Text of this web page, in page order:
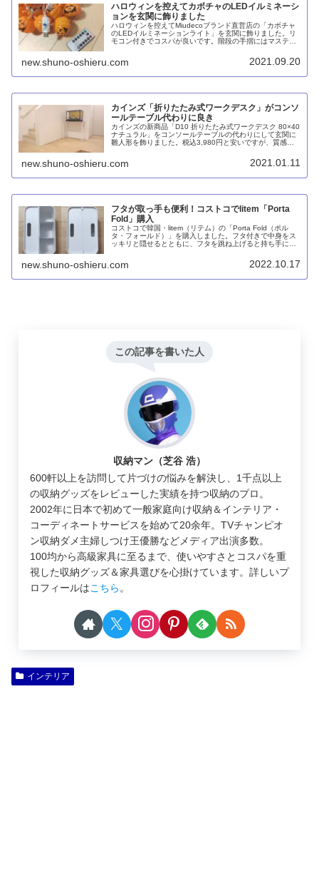
ハロウィンを控えてカボチャのLEDイルミネーシ
ョンを玄関に飾りました
ハロウィンを控えてMiudecoブランド直営店の「カボチャ
のLEDイルミネーションライト」を玄関に飾りました。リ
モコン付きでコスパが良いです。階段の手摺にはマステ＋
new.shuno-oshieru.com 2021.09.20
カインズ「折りたたみ式ワークデスク」がコンソ
ールテーブル代わりに良き
カインズの新商品「D10 折りたたみ式ワークデスク 80×40
ナチュラル」をコンソールテーブルの代わりにして玄関に
雛人形を飾りました。税込3,980円と安いですが、質感は
省スペースで収納できるのもメリットです。
new.shuno-oshieru.com 2021.01.11
フタが取っ手も便利！コストコでlitem「Porta
Fold」購入
コストコで韓国・litem（リテム）の「Porta Fold（ポル
タ・フォールド）」を購入しました。フタ付きで中身をス
ッキリと隠せるとともに、フタを跳ね上げると持ち手にな
も従来のコンパクトと比較してメリットと言えるでしょ
う。
new.shuno-oshieru.com 2022.10.17
この記事を書いた人
収納マン（芝谷 浩）
600軒以上を訪問して片づけの悩みを解決し、1千点以上
の収納グッズをレビューした実績を持つ収納のプロ。
2002年に日本で初めて一般家庭向け収納＆インテリア・
コーディネートサービスを始めて20余年。TVチャンピオ
ン収納ダメ主婦しつけ王優勝などメディア出演多数。
100均から高級家具に至るまで、使いやすさとコスパを重
視した収納グッズ＆家具選びを心掛けています。詳しいプ
ロフィールはこちら 。
インテリア